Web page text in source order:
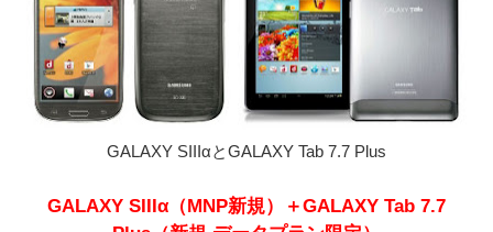
GALAXY SIIIαとGALAXY Tab 7.7 Plus
GALAXY SIIIα（MNP新規）＋GALAXY Tab 7.7